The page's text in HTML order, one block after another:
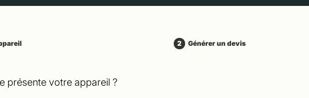
2 Générer un devis
présente votre appareil ?